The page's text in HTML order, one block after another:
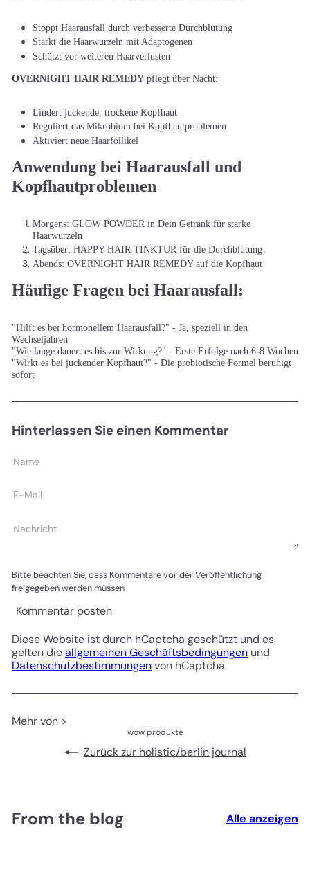
Stoppt Haarausfall durch verbesserte Durchblutung
Stärkt die Haarwurzeln mit Adaptogenen
Schützt vor weiteren Haarverlusten
OVERNIGHT HAIR REMEDY pflegt über Nacht:
Lindert juckende, trockene Kopfhaut
Reguliert das Mikrobiom bei Kopfhautproblemen
Aktiviert neue Haarfollikel
Anwendung bei Haarausfall und
Kopfhautproblemen
Morgens: GLOW POWDER in Dein Getränk für starke
Haarwurzeln
Tagsüber: HAPPY HAIR TINKTUR für die Durchblutung
Abends: OVERNIGHT HAIR REMEDY auf die Kopfhaut
Häufige Fragen bei Haarausfall:
"Hilft es bei hormonellem Haarausfall?" - Ja, speziell in den
Wechseljahren
"Wie lange dauert es bis zur Wirkung?" - Erste Erfolge nach 6-8 Wochen
"Wirkt es bei juckender Kopfhaut?" - Die probiotische Formel beruhigt
sofort
Hinterlassen Sie einen Kommentar
Name
E-
Nachricht
Bitte beachten Sie, dass Kommentare vor der Veröffentlichung
freigegeben werden müssen
Kommentar posten
Diese Website ist durch hCaptcha geschützt und es
gelten dieallgemeinen Geschäftsbedingungen und
Datenschutzbestimmungenvon hCaptcha.
Mehr von >
wow produkte
Zurück zur holistic/berlin journal
From the blog Alle anzeigen